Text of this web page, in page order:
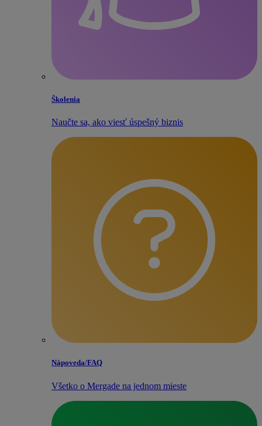
Školenia
Naučte sa, ako viesť úspešný biznis
Nápoveda/​FAQ
Všetko o Mergade na jednom mieste